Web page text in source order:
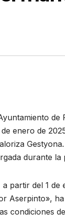
de
enero de
durante la
partir del 1
Aserpinto»,
condiciones